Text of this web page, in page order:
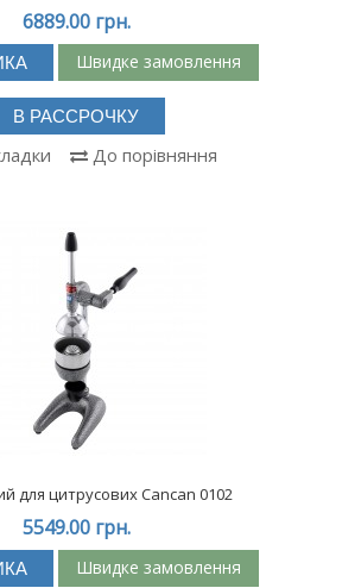
6889.00 грн.
Швидке замовлення
В РАССРОЧКУ
До порівняння
для цитрусових Cancan 0102
5549.00 грн.
Швидке замовлення